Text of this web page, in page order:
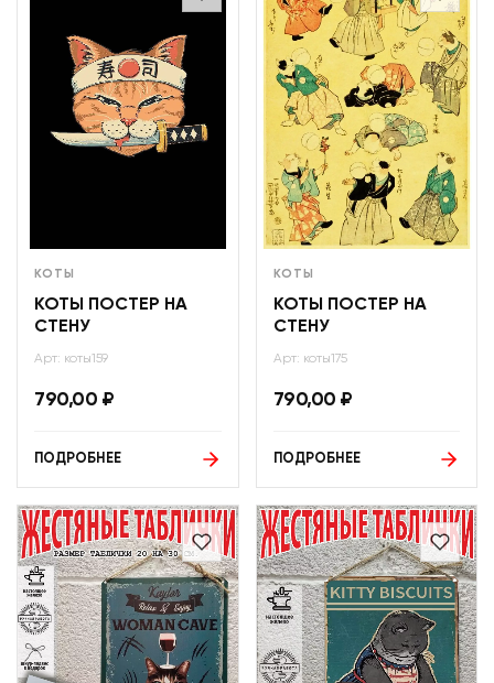
КОТЫ
КОТЫ ПОСТЕР НА
СТЕНУ
Арт: коты159
790,00 ₽
ПОДРОБНЕЕ
КОТЫ
КОТЫ ПОСТЕР НА
СТЕНУ
Арт: коты175
790,00 ₽
ПОДРОБНЕЕ